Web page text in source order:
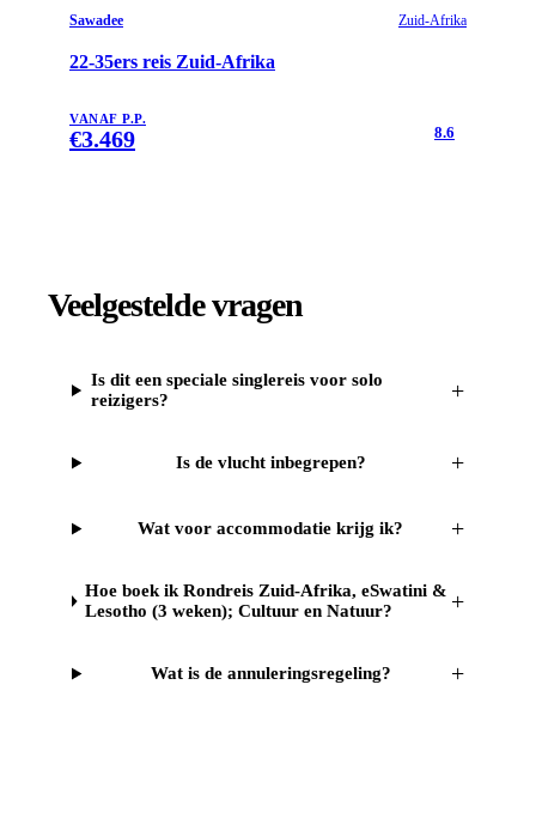
Sawadee Zuid-Afrika
22-35ers reis Zuid-Afrika
VANAF P.P.
€3.469 8.6
Veelgestelde vragen
Is dit een speciale singlereis voor solo
reizigers?
+
Is de vlucht inbegrepen? +
Wat voor accommodatie krijg ik? +
Hoe boek ik Rondreis Zuid-Afrika, eSwatini &
Lesotho (3 weken); Cultuur en Natuur?
+
Wat is de annuleringsregeling? +